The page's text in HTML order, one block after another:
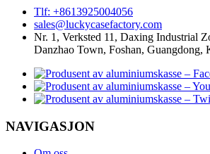
Tlf: +8613925004056
sales@luckycasefactory.com
Nr. 1, Verksted 11, Daxing Industrial
Danzhao Town, Foshan, Guangdong,
NAVIGASJON